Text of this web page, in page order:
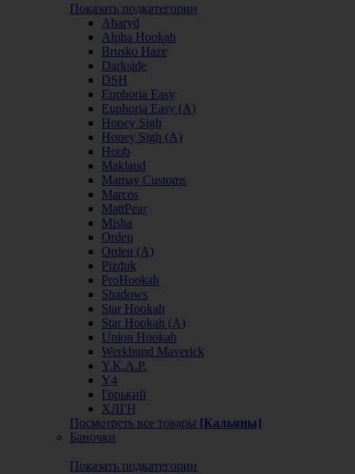
Показать подкатегории
Abaryd
Alpha Hookah
Brusko Haze
Darkside
DSH
Euphoria Easy
Euphoria Easy (А)
Honey Sigh
Honey Sigh (А)
Hoob
Maklaud
Mamay Customs
Marcos
MattPear
Misha
Orden
Orden (А)
Pizduk
ProHookah
Shadows
Star Hookah
Star Hookah (А)
Union Hookah
Werkbund Maverick
Y.K.A.P.
Y4
Горький
ХЛГН
Посмотреть все товары [Кальяны]
Баночки
Показать подкатегории